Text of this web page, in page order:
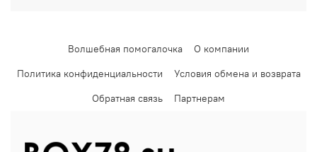
Волшебная помогалочка
О компании
Политика конфиденциальности
Условия обмена и возврата
Обратная связь
Партнерам